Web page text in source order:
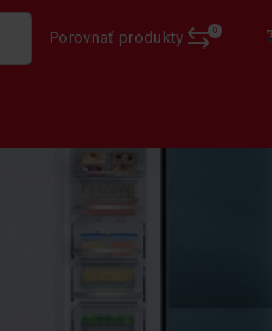
Porovnať produkty 0